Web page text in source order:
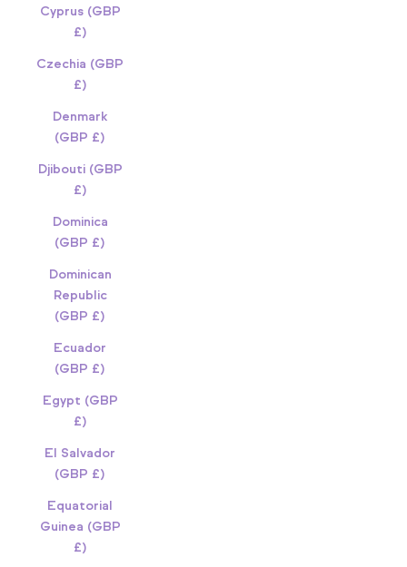
Cyprus (GBP
£)
Czechia (GBP
£)
Denmark
(GBP £)
Djibouti (GBP
£)
Dominica
(GBP £)
Dominican
Republic
(GBP £)
Ecuador
(GBP £)
Egypt (GBP
£)
El Salvador
(GBP £)
Equatorial
Guinea (GBP
£)